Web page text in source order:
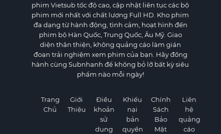
phim Vietsub tốc độ cao, cập nhật liên tục các bộ
phim mới nhất với chất lượng Full HD. Kho phim
đa dạng từ hành động, tình cảm, hoạt hình đến
phim bộ Hàn Quốc, Trung Quốc, Âu Mỹ. Giao
diện thân thiện, không quảng cáo làm gián
đoạn trải nghiệm xem phim của bạn. Hãy đồng
hành cùng Subnhanh để không bỏ lỡ bất kỳ siêu
phẩm nào mỗi ngày!
Trang
Chủ
Giới
Thiệu
Điều
khoản
sử
dụng
Khiếu
nại
bản
quyền
Chính
Sách
Bảo
Mật
Liên
hệ
quảng
cáo